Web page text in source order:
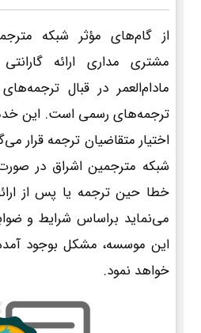
از گام‌های مؤثر شبکه
مشتری مداری ارائه
مادام‌العمر در قبال
ترجمه‌های رسمی است. این
اختیار متقاضیان ترجمه قرار
شبکه مترجمین اشراق در
خطا حین ترجمه یا پس از
می‌نماید براساس شرایط و
این موسسه، مشکل بوجود
خواهد نمود.